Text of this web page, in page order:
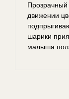
Прозрачный
движении
шарики
малыша